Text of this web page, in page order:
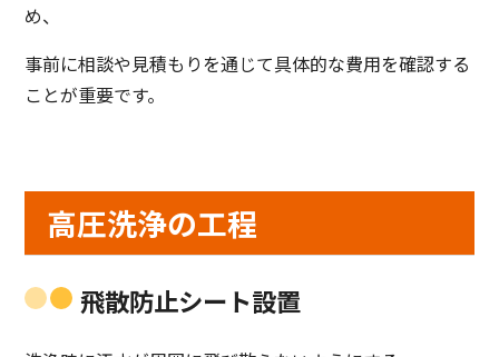
め、
事前に相談や見積もりを通じて具体的な費用を確認する
ことが重要です。
高圧洗浄の工程
飛散防止シート設置